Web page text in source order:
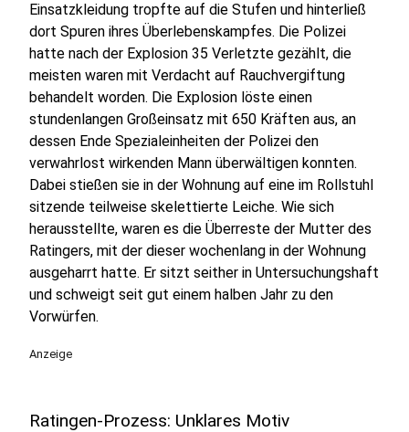
Einsatzkleidung tropfte auf die Stufen und hinterließ
dort Spuren ihres Überlebenskampfes. Die Polizei
hatte nach der Explosion 35 Verletzte gezählt, die
meisten waren mit Verdacht auf Rauchvergiftung
behandelt worden. Die Explosion löste einen
stundenlangen Großeinsatz mit 650 Kräften aus, an
dessen Ende Spezialeinheiten der Polizei den
verwahrlost wirkenden Mann überwältigen konnten.
Dabei stießen sie in der Wohnung auf eine im Rollstuhl
sitzende teilweise skelettierte Leiche. Wie sich
herausstellte, waren es die Überreste der Mutter des
Ratingers, mit der dieser wochenlang in der Wohnung
ausgeharrt hatte. Er sitzt seither in Untersuchungshaft
und schweigt seit gut einem halben Jahr zu den
Vorwürfen.
Anzeige
Ratingen-Prozess: Unklares Motiv